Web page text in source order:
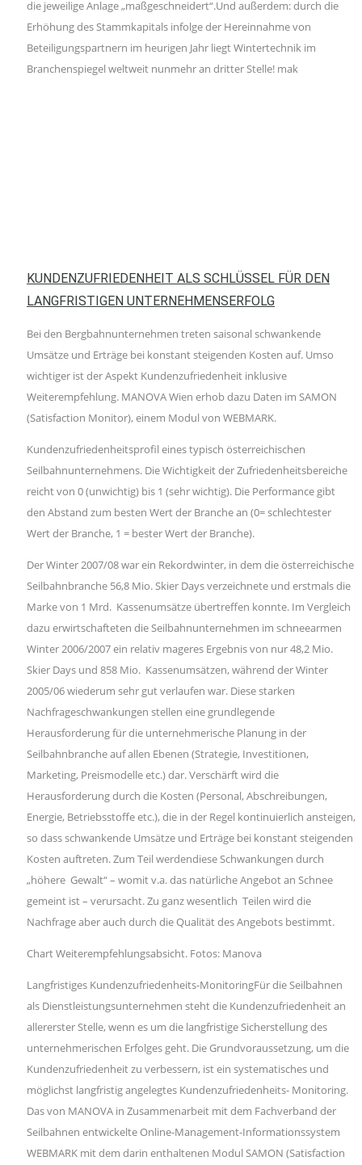
die jeweilige Anlage „maßgeschneidert“.Und außerdem: durch die
Erhöhung des Stammkapitals infolge der Hereinnahme von
Beteiligungspartnern im heurigen Jahr liegt Wintertechnik im
Branchenspiegel weltweit nunmehr an dritter Stelle! mak
KUNDENZUFRIEDENHEIT ALS SCHLÜSSEL FÜR DEN
LANGFRISTIGEN UNTERNEHMENSERFOLG
Bei den Bergbahnunternehmen treten saisonal schwankende
Umsätze und Erträge bei konstant steigenden Kosten auf. Umso
wichtiger ist der Aspekt Kundenzufriedenheit inklusive
Weiterempfehlung. MANOVA Wien erhob dazu Daten im SAMON
(Satisfaction Monitor), einem Modul von WEBMARK.
Kundenzufriedenheitsprofil eines typisch österreichischen
Seilbahnunternehmens. Die Wichtigkeit der Zufriedenheitsbereiche
reicht von 0 (unwichtig) bis 1 (sehr wichtig). Die Performance gibt
den Abstand zum besten Wert der Branche an (0= schlechtester
Wert der Branche, 1 = bester Wert der Branche).
Der Winter 2007/08 war ein Rekordwinter, in dem die österreichische
Seilbahnbranche 56,8 Mio. Skier Days verzeichnete und erstmals die
Marke von 1 Mrd.  Kassenumsätze übertreffen konnte. Im Vergleich
dazu erwirtschafteten die Seilbahnunternehmen im schneearmen
Winter 2006/2007 ein relativ mageres Ergebnis von nur 48,2 Mio.
Skier Days und 858 Mio.  Kassenumsätzen, während der Winter
2005/06 wiederum sehr gut verlaufen war. Diese starken
Nachfrageschwankungen stellen eine grundlegende
Herausforderung für die unternehmerische Planung in der
Seilbahnbranche auf allen Ebenen (Strategie, Investitionen,
Marketing, Preismodelle etc.) dar. Verschärft wird die
Herausforderung durch die Kosten (Personal, Abschreibungen,
Energie, Betriebsstoffe etc.), die in der Regel kontinuierlich ansteigen,
so dass schwankende Umsätze und Erträge bei konstant steigenden
Kosten auftreten. Zum Teil werdendiese Schwankungen durch
„höhere Gewalt“ – womit v.a. das natürliche Angebot an Schnee
gemeint ist – verursacht. Zu ganz wesentlich Teilen wird die
Nachfrage aber auch durch die Qualität des Angebots bestimmt.
Chart Weiterempfehlungsabsicht. Fotos: Manova
Langfristiges Kundenzufriedenheits-MonitoringFür die Seilbahnen
als Dienstleistungsunternehmen steht die Kundenzufriedenheit an
allererster Stelle, wenn es um die langfristige Sicherstellung des
unternehmerischen Erfolges geht. Die Grundvoraussetzung, um die
Kundenzufriedenheit zu verbessern, ist ein systematisches und
möglichst langfristig angelegtes Kundenzufriedenheits- Monitoring.
Das von MANOVA in Zusammenarbeit mit dem Fachverband der
Seilbahnen entwickelte Online-Management-Informationssystem
WEBMARK mit dem darin enthaltenen Modul SAMON (Satisfaction